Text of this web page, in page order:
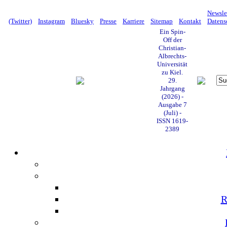
(Twitter)
Instagram Bluesky Presse Karriere Sitemap Kontakt
Ein Spin-
Off der
Christian-
Albrechts-
Universität
zu Kiel.
29.
Jahrgang
(2026) -
Ausgabe 7
(Juli) -
ISSN 1619-
2389